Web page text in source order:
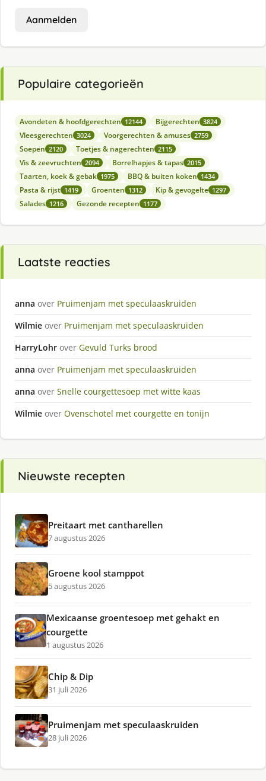
Aanmelden
Populaire categorieën
Avondeten & hoofdgerechten 12144 Bijgerechten 3824
Vleesgerechten 3024 Voorgerechten & amuses 2759
Soepen 2120 Toetjes & nagerechten 2115
Vis & zeevruchten 2094 Borrelhapjes & tapas 2015
Taarten, koek & gebak 1975 BBQ & buiten koken 1434
Pasta & rijst 1419 Groenten 1312 Kip & gevogelte 1297
Salades 1216 Gezonde recepten 1177
Laatste reacties
anna over Pruimenjam met speculaaskruiden
Wilmie over Pruimenjam met speculaaskruiden
HarryLohr over Gevuld Turks brood
anna over Pruimenjam met speculaaskruiden
anna over Snelle courgettesoep met witte kaas
Wilmie over Ovenschotel met courgette en tonijn
Nieuwste recepten
Preitaart met cantharellen
7 augustus 2026
Groene kool stamppot
5 augustus 2026
Mexicaanse groentesoep met gehakt en
courgette
1 augustus 2026
Chip & Dip
31 juli 2026
Pruimenjam met speculaaskruiden
28 juli 2026